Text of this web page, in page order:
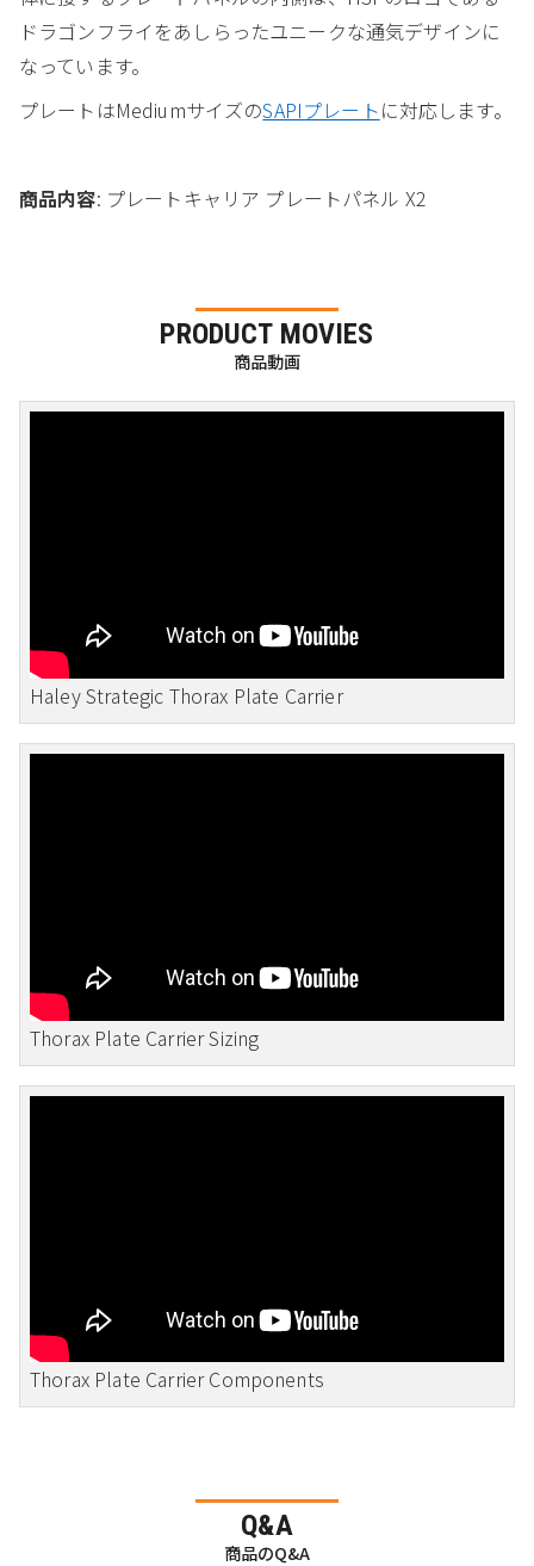
ドラゴンフライをあしらったユニークな通気デザインに
なっています。
プレートはMediumサイズのSAPIプレートに対応します。
商品内容: プレートキャリア プレートパネル X2
PRODUCT MOVIES
商品動画
Haley Strategic Thorax Plate Carrier
Thorax Plate Carrier Sizing
Thorax Plate Carrier Components
Q&A
商品のQ&A